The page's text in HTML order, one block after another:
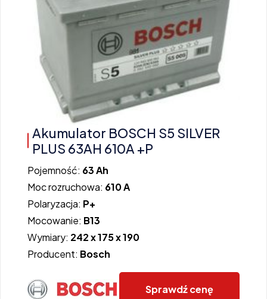
Akumulator BOSCH S5 SILVER
PLUS 63AH 610A +P
Pojemność: 63 Ah
Moc rozruchowa: 610 A
Polaryzacja: P+
Mocowanie: B13
Wymiary: 242 x 175 x 190
Producent: Bosch
Sprawdź cenę